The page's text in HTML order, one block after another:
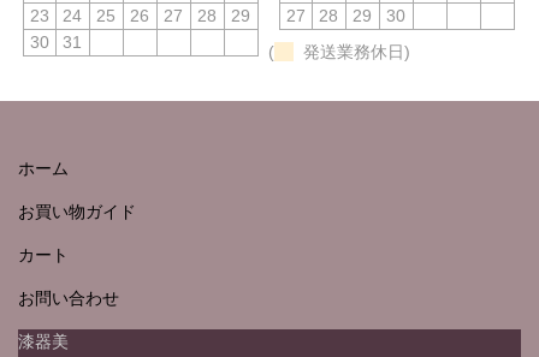
23
24 25 26 27 28
29
30
31
27
28 29
30
(
発送業務休日)
ホーム
お買い物ガイド
カート
お問い合わせ
漆器美